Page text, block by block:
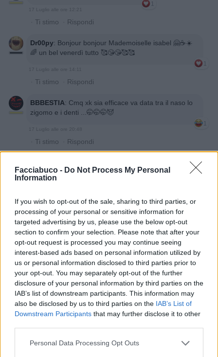
Facciabuco - Do Not Process My Personal
Information
If you wish to opt-out of the sale, sharing to third parties, or
processing of your personal or sensitive information for
targeted advertising by us, please use the below opt-out
section to confirm your selection. Please note that after your
opt-out request is processed you may continue seeing
interest-based ads based on personal information utilized by
us or personal information disclosed to third parties prior to
your opt-out. You may separately opt-out of the further
disclosure of your personal information by third parties on the
IAB’s list of downstream participants. This information may
also be disclosed by us to third parties on the IAB’s List of
Downstream Participants that may further disclose it to other
Personal Data Processing Opt Outs
1
17 Luglio alle ore 12:21
· Ti stimo · Rispondi
Dr00py: Bonjour bonjour Mademoiselle isabel 🤗☕☀️
🌈 un bel venerdì tutto 🥰😘😘🥰🥰
1
17 Luglio alle ore 14:11
· Ti stimo · Rispondi
BBBESTIA: Cmq xk sia efficace va data tra il naso lo
zigomo e i denti ...🤭🤭🤭😈
1
17 Luglio alle ore 20:48
· Ti stimo · Rispondi
isabel che soluzione drastica!!!😆😅😂🤣
1
18 Luglio alle ore 04:40
GiuBazz :Buon pranzo
1
18 Luglio alle ore 13:01
·Ti stimo·Rispondi
Chiacchiera
isabel livello 15
15 Luglio- 6.648 visualizzazioni
Sì credici
☕️☕️☕️☕️☕️☕️☕️☕️🍩🍩🍩🍩🍩🍩🍩🍩🍩
🍩🌻🌻🌻😗😗